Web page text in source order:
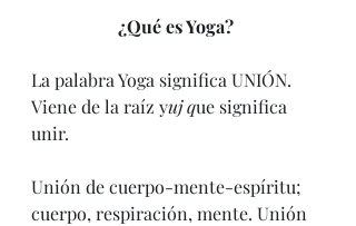
¿Qué es Yoga?
La palabra Yoga significa UNIÓN.
Viene de la raíz yuj que significa
unir.
Unión de cuerpo-mente-espíritu;
cuerpo, respiración, mente. Unión